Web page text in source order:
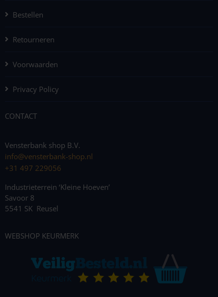
Bestellen
Retourneren
Voorwaarden
Privacy Policy
CONTACT
Vensterbank shop B.V.
info@vensterbank-shop.nl
+31 497 229056
Industrieterrein ‘Kleine Hoeven’
Savoor 8
5541 SK Reusel
WEBSHOP KEURMERK